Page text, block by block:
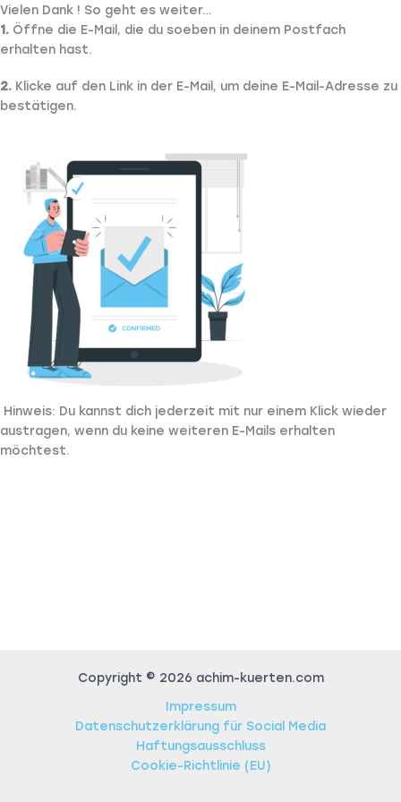
Zum
Inhalt
springen
Vielen Dank ! So geht es weiter…
1. Öffne die E-Mail, die du soeben in deinem Postfach
erhalten hast.
2. Klicke auf den Link in der E-Mail, um deine E-Mail-Adresse zu
bestätigen.
Hinweis: Du kannst dich jederzeit mit nur einem Klick wieder
austragen, wenn du keine weiteren E-Mails erhalten
möchtest.
Copyright © 2026 achim-kuerten.com
Impressum
Datenschutzerklärung für Social Media
Haftungsausschluss
Cookie-Richtlinie (EU)